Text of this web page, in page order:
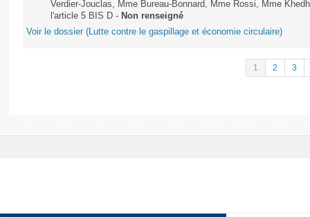
Verdier-Jouclas, Mme Bureau-Bonnard, Mme Rossi, Mme
l'article 5 BIS D - Non renseigné
Voir le dossier (Lutte contre le gaspillage et économie circulaire)
1 2 3